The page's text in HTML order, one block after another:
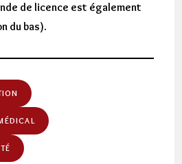
de licence est également
du bas).